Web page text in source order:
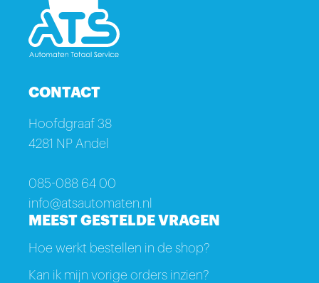
CONTACT
Hoofdgraaf 38
4281 NP Andel
085-088 64 00
info@atsautomaten.nl
MEEST GESTELDE VRAGEN
Hoe werkt bestellen in de shop?
Kan ik mijn vorige orders inzien?